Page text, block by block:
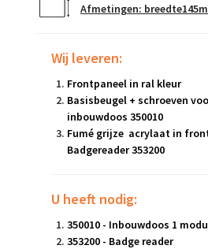
Afmetingen:
Wij leveren:
Frontpaneel in ral kleur
Basisbeugel + schroeven
inbouwdoos 350010
Fumé grijze acrylaat in
Badgereader 353200
U heeft nodig:
350010 - Inbouwdoos 1
353200 - Badge reader